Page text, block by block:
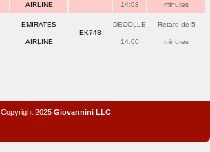
AIRLINE 14:08 minutes
EMIRATES
AIRLINE
EK748
DECOLLE
14:00
Retard de 5
minutes
Copyright 2025 Giovannini LLC